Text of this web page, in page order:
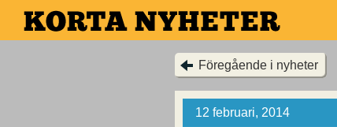
Hoppa
till
Föregående i nyheter
12 februari, 2014